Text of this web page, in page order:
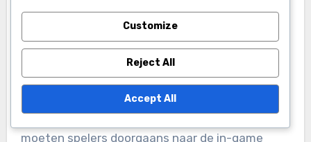
elke aanbieding kan de ontvangen beloningen
maximaliseren.
Inwisselproces
Om een code in EA SPORTS FC 24 in te wisselen,
moeten spelers doorgaans naar de in-game
Customize
Reject All
Accept All